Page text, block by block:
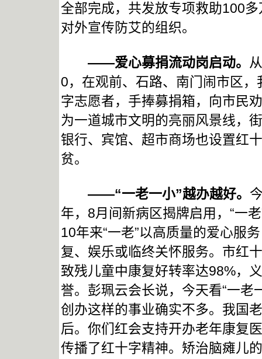
全部完成，共发放专项救助100
对外宣传防艾的组织。
——爱心募捐流动岗启动。
0，在观前、石路、南门闹市区
字志愿者，手捧募捐箱，向市民
为一道城市文明的亮丽风景线，
银行、宾馆、超市商场也设置红
贫。
——“一老一小”越办越好。
年，8月间新病区揭牌启用，“一
10年来“一老”以高质量的爱心服
复、娱乐或临终关怀服务。市红
致残儿童中康复好转率达98%，
誉。彭珮云会长说，今天看“一老
创办这样的事业确实不多。我国
后。你们红会支持开办老年康复
传播了红十字精神。矫治脑瘫儿